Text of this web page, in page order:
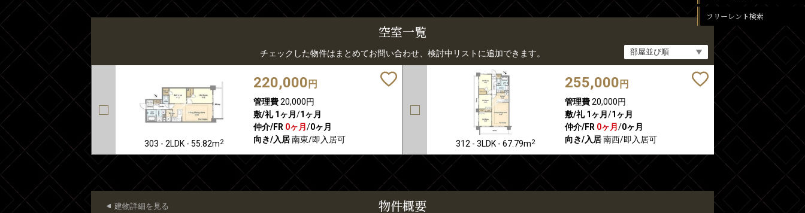
空室一覧
チェックした物件はまとめてお問い合わせ、検討中リストに追加できます。
303 - 2LDK - 55.82m2
220,000 円
管理費20,000円
敷/礼 1ヶ月 /1ヶ月
仲介/FR 0ヶ月 /0ヶ月
向き/入居南東/即入居可 312 - 3LDK - 67.79m2
255,000 円
管理費20,000円
敷/礼 1ヶ月 /1ヶ月
仲介/FR 0ヶ月 /0ヶ月
向き/入居南西/即入居可
物件概要
建物詳細を見る
フリーレント検索